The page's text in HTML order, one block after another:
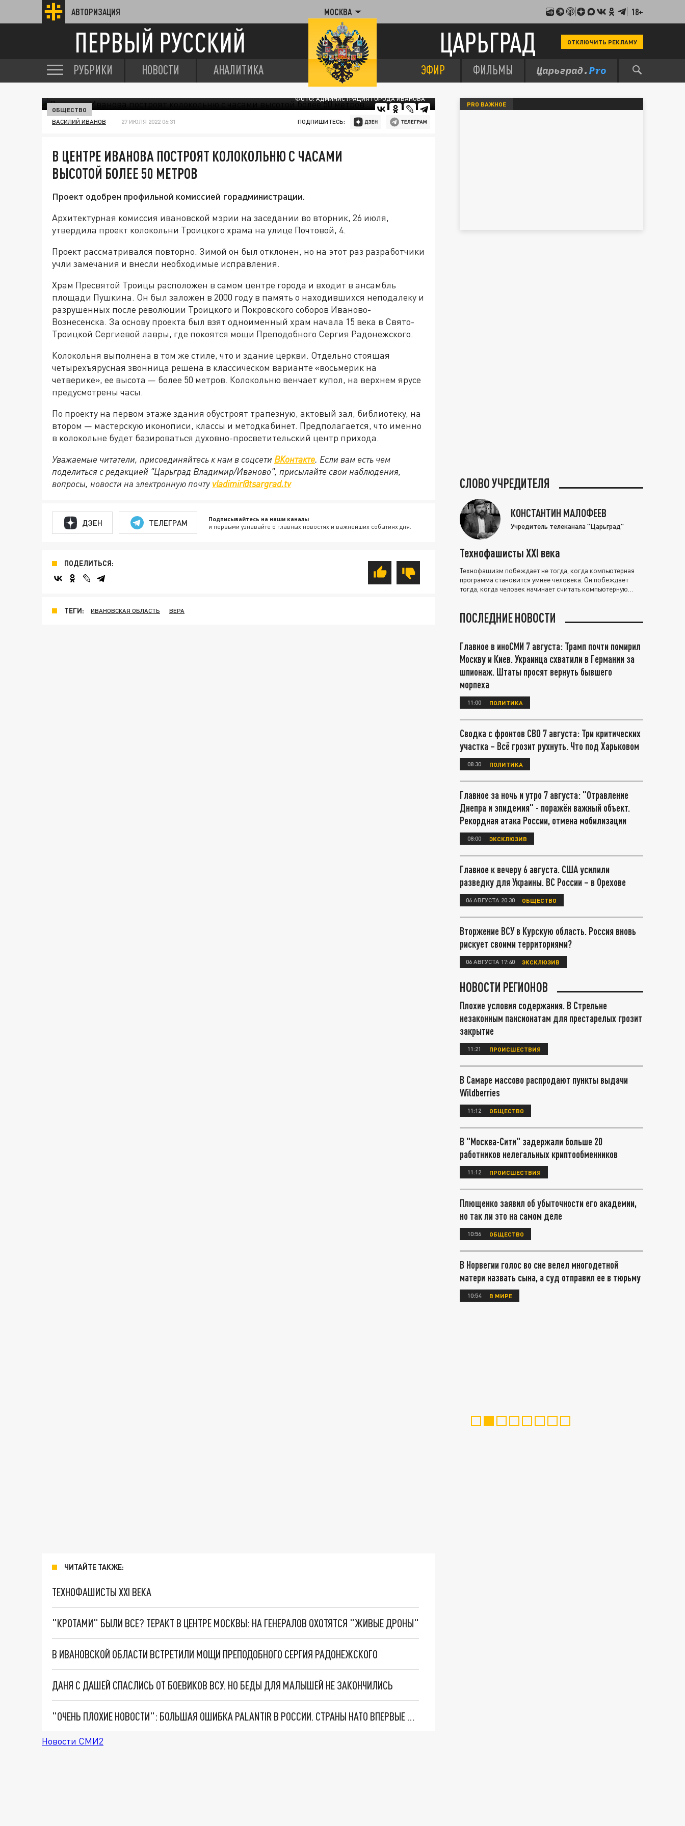
АВТОРИЗАЦИЯ МОСКВА 18+
ПЕРВЫЙ РУССКИЙ ЦАРЬГРАД ОТКЛЮЧИТЬ РЕКЛАМУ
РУБРИКИ НОВОСТИ АНАЛИТИКА ЭФИР ФИЛЬМЫ
ФОТО: АДМИНИСТРАЦИЯ ГОРОДА ИВАНОВА
ОБЩЕСТВО
ВАСИЛИЙ ИВАНОВ 27 ИЮЛЯ 2022 06:31 ПОДПИШИТЕСЬ:
В ЦЕНТРЕ ИВАНОВА ПОСТРОЯТ КОЛОКОЛЬНЮ С ЧАСАМИ
ВЫСОТОЙ БОЛЕЕ 50 МЕТРОВ
Проект одобрен профильной комиссией горадминистрации.
Архитектурная комиссия ивановской мэрии на заседании во вторник, 26 июля,
утвердила проект колокольни Троицкого храма на улице Почтовой, 4.
Проект рассматривался повторно. Зимой он был отклонен, но на этот раз разработчики
учли замечания и внесли необходимые исправления.
Храм Пресвятой Троицы расположен в самом центре города и входит в ансамбль
площади Пушкина. Он был заложен в 2000 году в память о находившихся неподалеку и
разрушенных после революции Троицкого и Покровского соборов Иваново-
Вознесенска. За основу проекта был взят одноименный храм начала 15 века в Свято-
Троицкой Сергиевой лавры, где покоятся мощи Преподобного Сергия Радонежского.
Колокольня выполнена в том же стиле, что и здание церкви. Отдельно стоящая
четырехъярусная звонница решена в классическом варианте «восьмерик на
четверике», ее высота — более 50 метров. Колокольню венчает купол, на верхнем ярусе
предусмотрены часы.
По проекту на первом этаже здания обустроят трапезную, актовый зал, библиотеку, на
втором — мастерскую иконописи, классы и методкабинет. Предполагается, что именно
в колокольне будет базироваться духовно-просветительский центр прихода.
Уважаемые читатели, присоединяйтесь к нам в соцсети ВКонтакте. Если вам есть чем
поделиться с редакцией "Царьград Владимир/Иваново", присылайте свои наблюдения,
вопросы, новости на электронную почту vladimir@tsargrad.tv
ДЗЕН ТЕЛЕГРАМ Подписывайтесь на наши каналы
и первыми узнавайте о главных новостях и важнейших событиях дня.
ПОДЕЛИТЬСЯ:
ТЕГИ: ИВАНОВСКАЯ ОБЛАСТЬ ВЕРА
ЧИТАЙТЕ ТАКЖЕ:
ТЕХНОФАШИСТЫ XXI ВЕКА
"КРОТАМИ" БЫЛИ ВСЕ? ТЕРАКТ В ЦЕНТРЕ МОСКВЫ: НА ГЕНЕРАЛОВ ОХОТЯТСЯ "ЖИВЫЕ ДРОНЫ"
В ИВАНОВСКОЙ ОБЛАСТИ ВСТРЕТИЛИ МОЩИ ПРЕПОДОБНОГО СЕРГИЯ РАДОНЕЖСКОГО
ДАНЯ С ДАШЕЙ СПАСЛИСЬ ОТ БОЕВИКОВ ВСУ. НО БЕДЫ ДЛЯ МАЛЫШЕЙ НЕ ЗАКОНЧИЛИСЬ
"ОЧЕНЬ ПЛОХИЕ НОВОСТИ": БОЛЬШАЯ ОШИБКА PALANTIR В РОССИИ. СТРАНЫ НАТО ВПЕРВЫЕ ЗА СВО ОСТАНОВИЛИ ПОСТАВКИ ОРУЖИЯ. ВСУ ТЕРЯЮТ ПРИГРАНИЧЬЕ?
Новости СМИ2
PRO ВАЖНОЕ
СЛОВО УЧРЕДИТЕЛЯ
КОНСТАНТИН МАЛОФЕЕВ
Учредитель телеканала "Царьград"
Технофашисты XXI века
Технофашизм побеждает не тогда, когда компьютерная
программа становится умнее человека. Он побеждает
тогда, когда человек начинает считать компьютерную
ПОСЛЕДНИЕ НОВОСТИ
Главное в иноСМИ 7 августа: Трамп почти помирил
Москву и Киев. Украинца схватили в Германии за
шпионаж. Штаты просят вернуть бывшего
морпеха
11:00 ПОЛИТИКА
Сводка с фронтов СВО 7 августа: Три критических
участка – Всё грозит рухнуть. Что под Харьковом
08:30 ПОЛИТИКА
Главное за ночь и утро 7 августа: "Отравление
Днепра и эпидемия" - поражён важный объект.
Рекордная атака России, отмена мобилизации
08:00 ЭКСКЛЮЗИВ
Главное к вечеру 6 августа. США усилили
разведку для Украины. ВС России – в Орехове
06 АВГУСТА 20:30 ОБЩЕСТВО
Вторжение ВСУ в Курскую область. Россия вновь
рискует своими территориями?
06 АВГУСТА 17:40 ЭКСКЛЮЗИВ
НОВОСТИ РЕГИОНОВ
Плохие условия содержания. В Стрельне
незаконным пансионатам для престарелых грозит
закрытие
11:21 ПРОИСШЕСТВИЯ
В Самаре массово распродают пункты выдачи
Wildberries
11:12 ОБЩЕСТВО
В "Москва-Сити" задержали больше 20
работников нелегальных криптообменников
11:12 ПРОИСШЕСТВИЯ
Плющенко заявил об убыточности его академии,
но так ли это на самом деле
10:56 ОБЩЕСТВО
В Норвегии голос во сне велел многодетной
матери назвать сына, а суд отправил ее в тюрьму
10:54 В МИРЕ